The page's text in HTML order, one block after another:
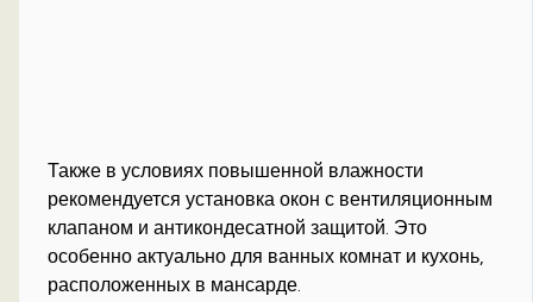
Также в условиях повышенной влажности
рекомендуется установка окон с вентиляционным
клапаном и антикондесатной защитой. Это
особенно актуально для ванных комнат и кухонь,
расположенных в мансарде.